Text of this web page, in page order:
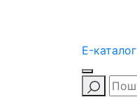
E-каталог